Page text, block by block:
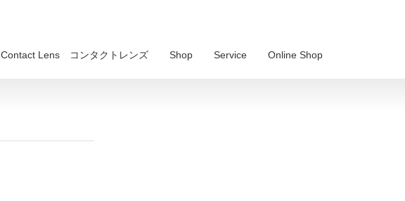
Contact Lens コンタクトレンズ Shop Service Online Shop